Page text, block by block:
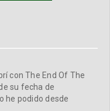
con The End Of The
su fecha de
he podido desde